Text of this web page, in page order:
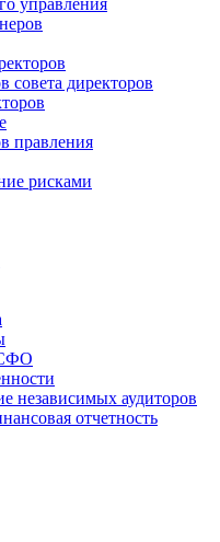
управления
совета директоров
правления
рисками
независимых аудиторов
отчетность